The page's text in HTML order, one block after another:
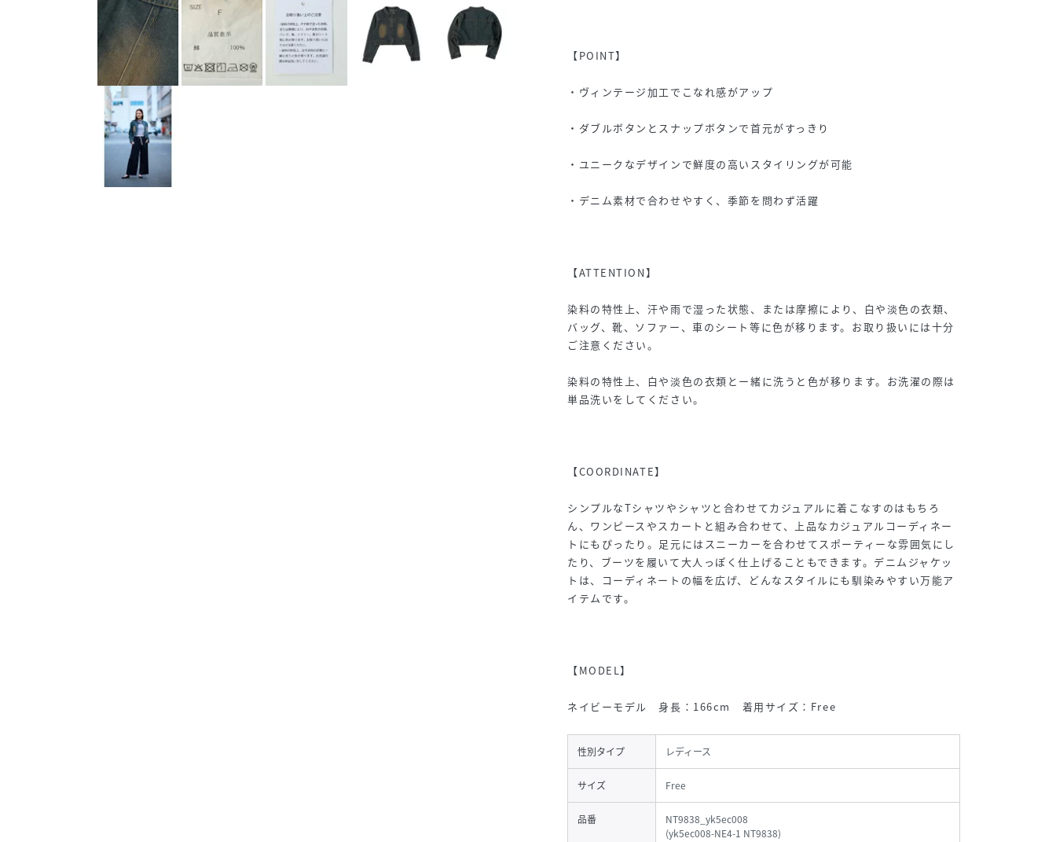
【POINT】
・ヴィンテージ加工でこなれ感がアップ
・ダブルボタンとスナップボタンで首元がすっきり
・ユニークなデザインで鮮度の高いスタイリングが可能
・デニム素材で合わせやすく、季節を問わず活躍
【ATTENTION】
染料の特性上、汗や雨で湿った状態、または摩擦により、白や淡色の衣類、
バッグ、靴、ソファー、車のシート等に色が移ります。お取り扱いには十分
ご注意ください。
染料の特性上、白や淡色の衣類とー緒に洗うと色が移ります。お洗濯の際は
単品洗いをしてください。
【COORDINATE】
シンプルなTシャツやシャツと合わせてカジュアルに着こなすのはもちろ
ん、ワンピースやスカートと組み合わせて、上品なカジュアルコーディネー
トにもぴったり。足元にはスニーカーを合わせてスポーティーな雰囲気にし
たり、ブーツを履いて大人っぽく仕上げることもできます。デニムジャケッ
トは、コーディネートの幅を広げ、どんなスタイルにも馴染みやすい万能ア
イテムです。
【MODEL】
ネイビーモデル 身長：166cm 着用サイズ：Free
性別タイプ レディース
サイズ Free
品番
NT9838_yk5ec008
(yk5ec008-NE4-1 NT9838)